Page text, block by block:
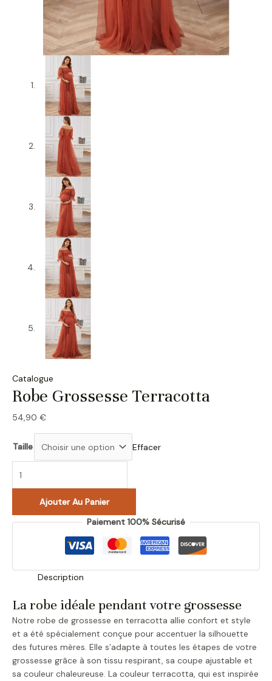
Catalogue
Robe Grossesse Terracotta
54,90 €
Taille Effacer
Ajouter Au Panier
Paiement 100% Sécurisé
Description
La robe idéale pendant votre grossesse
Notre robe de grossesse en terracotta allie confort et style
et a été spécialement conçue pour accentuer la silhouette
des futures mères. Elle s’adapte à toutes les étapes de votre
grossesse grâce à son tissu respirant, sa coupe ajustable et
sa couleur chaleureuse. La couleur terracotta, qui est inspirée